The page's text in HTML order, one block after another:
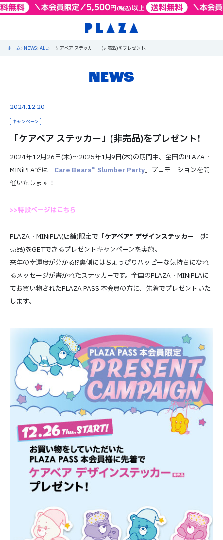
ホーム>NEWS>ALL> 「ケアベア ステッカー」(非売品)をプレゼント!
NEWS
2024.12.20
キャンペーン
「ケアベア ステッカー」(非売品)をプレゼント!
2024年12月26日(木)～2025年1月9日(木)の期間中、全国のPLAZA・
MINiPLAでは「Care Bears™ Slumber Party」プロモーションを開
催いたします！
>>特設ページはこちら
PLAZA・MINiPLA(店舗)限定で「ケアベア™ デザインステッカー」(非
売品)をGETできるプレゼントキャンペーンを実施。
来年の幸運度が分かる!?裏側にはちょっぴりハッピーな気持ちになれ
るメッセージが書かれたステッカーです。全国のPLAZA・MINiPLAに
てお買い物されたPLAZA PASS 本会員の方に、先着でプレゼントいた
します。